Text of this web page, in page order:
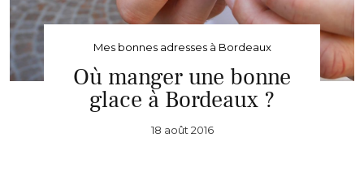
Mes bonnes adresses à Bordeaux
Où manger une bonne
glace à Bordeaux ?
18 août 2016